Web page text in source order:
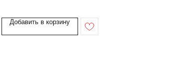
Добавить в корзину